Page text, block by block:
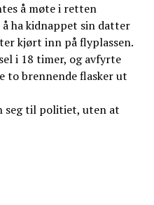
å møte i retten
ha kidnappet sin datter
kjørt inn på flyplassen.
i 18 timer, og avfyrte
to brennende flasker ut
seg til politiet, uten at